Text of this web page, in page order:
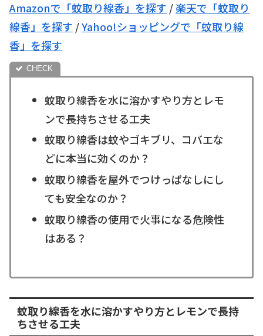
Amazonで「蚊取り線香」を探す /楽天で「蚊取り
線香」を探す /Yahoo!ショッピングで「蚊取り線
香」を探す
蚊取り線香を水に溶かすやり方とレモ
ンで長持ちさせる工夫
蚊取り線香は蚊やゴキブリ、コバエな
どに本当に効くのか？
蚊取り線香を屋外でつけっぱなしにし
ても安全なのか？
蚊取り線香の使用で火事になる危険性
はある？
蚊取り線香を水に溶かすやり方とレモンで長持
ちさせる工夫